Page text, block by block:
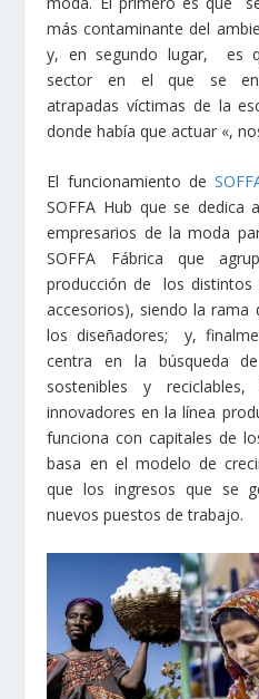
más contaminante del
y, en segundo lugar, es
sector en el que se
atrapadas víctimas de la
donde había que actuar «,
El funcionamiento de
SOFFA Hub que se
empresarios de la moda
SOFFA Fábrica que
producción de los
accesorios), siendo la rama
los diseñadores; y,
centra en la búsqueda
sostenibles y reciclables,
innovadores en la línea
funciona con capitales de
basa en el modelo de
que los ingresos que se
nuevos puestos de trabajo.